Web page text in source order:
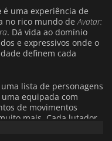
28.52€
é uma experiência de
no rico mundo deAvatar:
. Dá vida ao domínio
e expressivos onde o
definem cada
lista de personagens
equipada com
de movimentos
mais. Cada lutador
a experimentação e